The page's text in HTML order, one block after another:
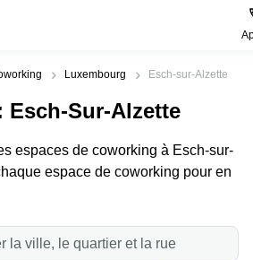
Luxembourg Esch-sur-Alzette
Esch-Sur-Alzette
espaces de coworking à Esch-sur-
espace de coworking pour en